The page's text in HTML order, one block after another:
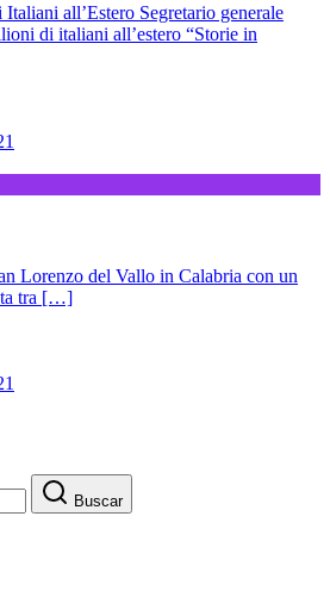
all’Estero Segretario generale
di italiani all’estero “Storie in
Lorenzo del Vallo in Calabria con un
tra […]
Buscar